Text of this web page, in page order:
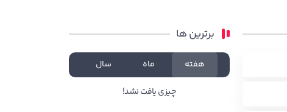
برترین ها
هفته ماه سال
چیزی یافت نشد!